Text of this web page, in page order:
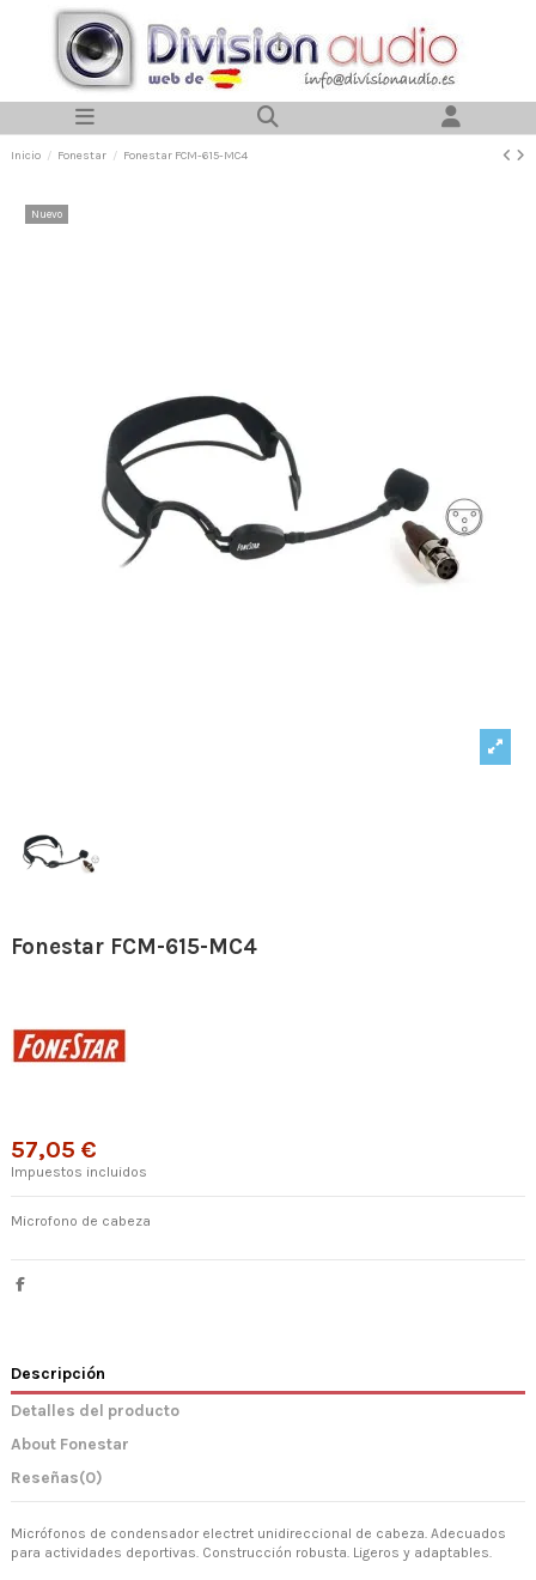
Inicio Fonestar Fonestar FCM-615-MC4
Nuevo
Fonestar FCM-615-MC4
57,05 €
Impuestos incluidos
Microfono de cabeza
Descripción
Detalles del producto
About Fonestar
Reseñas(0)
Micrófonos de condensador electret unidireccional de cabeza. Adecuados
para actividades deportivas. Construcción robusta. Ligeros y adaptables.